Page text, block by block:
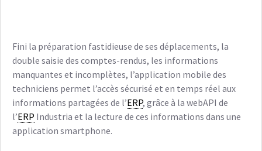
Fini la préparation fastidieuse de ses déplacements, la
double saisie des comptes-rendus, les informations
manquantes et incomplètes, l’application mobile des
techniciens permet l’accès sécurisé et en temps réel aux
informations partagées de l’ERP, grâce à la webAPI de
l’ERP Industria et la lecture de ces informations dans une
application smartphone.